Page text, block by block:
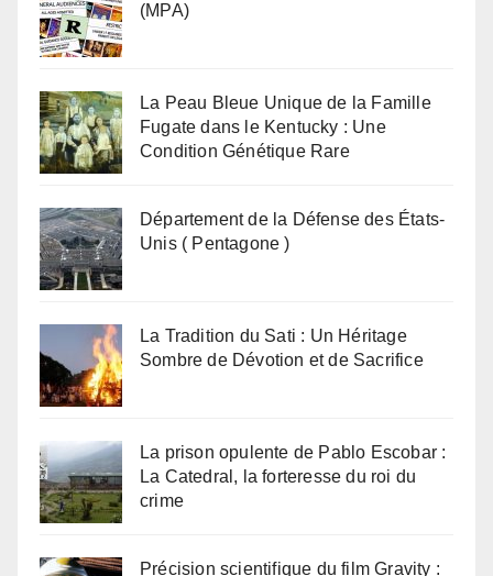
(MPA)
La Peau Bleue Unique de la Famille
Fugate dans le Kentucky : Une
Condition Génétique Rare
Département de la Défense des États-
Unis ( Pentagone )
La Tradition du Sati : Un Héritage
Sombre de Dévotion et de Sacrifice
La prison opulente de Pablo Escobar :
La Catedral, la forteresse du roi du
crime
Précision scientifique du film Gravity :